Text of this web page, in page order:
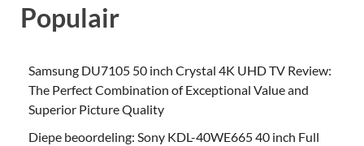
Populair
Samsung DU7105 50 inch Crystal 4K UHD TV Review:
The Perfect Combination of Exceptional Value and
Superior Picture Quality
Diepe beoordeling: Sony KDL-40WE665 40 inch Full